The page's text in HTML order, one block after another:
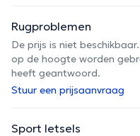
Rugproblemen
De prijs is niet
op de hoogte worden
heeft geantwoord.
Stuur een prijsaanvraag
Sport letsels